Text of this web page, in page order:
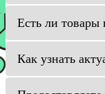
Есть ли товары
Как узнать